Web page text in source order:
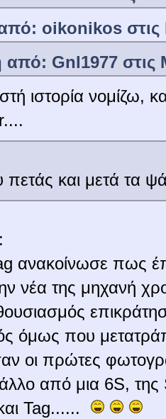
oikonikos στις
Gnl1977 στις
ιστορία νομίζω,
πετάς και μετά τα
ανακοίνωσε πως
νέα της μηχανή
όμως που
οι πρώτες
άλλο από μια 6S,
Tag......